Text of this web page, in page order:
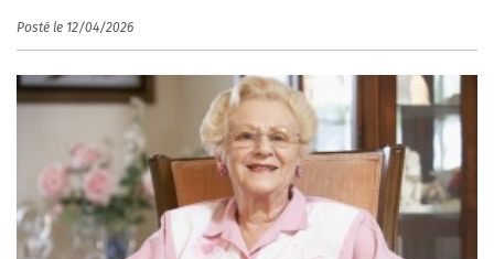
Posté le 12/04/2026